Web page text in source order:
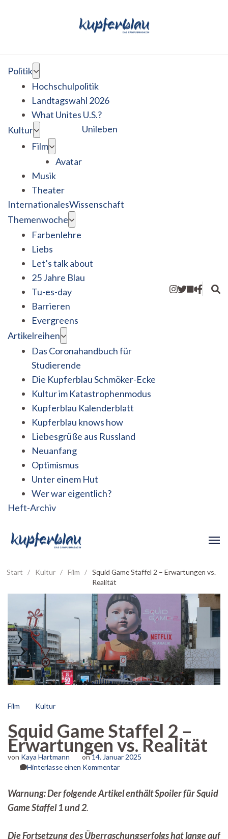
Politik
Hochschulpolitik
Landtagswahl 2026
What Unites U.S.?
Kultur
Film
Avatar
Musik
Theater
Unileben
InternationalesWissenschaft
Themenwoche
Farbenlehre
Liebs
Let’s talk about
25 Jahre Blau
Tu-es-day
Barrieren
Evergreens
Artikelreihen
Das Coronahandbuch für
Studierende
Die Kupferblau Schmöker-Ecke
Kultur im Katastrophenmodus
Kupferblau Kalenderblatt
Kupferblau knows how
Liebesgrüße aus Russland
Neuanfang
Optimismus
Unter einem Hut
Wer war eigentlich?
Heft-Archiv
Start / Kultur / Film /
Squid Game Staffel 2 – Erwartungen vs.
Realität
Film Kultur
Squid Game Staffel 2 –
Erwartungen vs. Realität
von Kaya Hartmann on14. Januar 2025
Hinterlasse einen Kommentarzu
Staffel
Warnung: Der folgende Artikel enthält Spoiler fürSquid
Game Staffel 1 und 2.
Die Fortsetzung des Überraschungserfolgs hat lange auf